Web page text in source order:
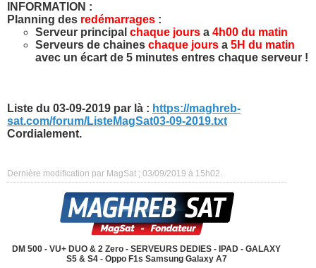
INFORMATION :
Planning des redémarrages :
Serveur principal chaque jours a 4h00 du matin
Serveurs de chaines chaque jours a 5H du matin
avec un écart de 5 minutes entres chaque serveur !
Liste du 03-09-2019 par là : https://maghreb-
sat.com/forum/ListeMagSat03-09-2019.txt
Cordialement.
Dernière modification par MagSat ; 03/09/2019 à 15h02
DM 500 - VU+ DUO & 2 Zero - SERVEURS DEDIES - IPAD - GALAXY
S5 & S4 - Oppo F1s Samsung Galaxy A7